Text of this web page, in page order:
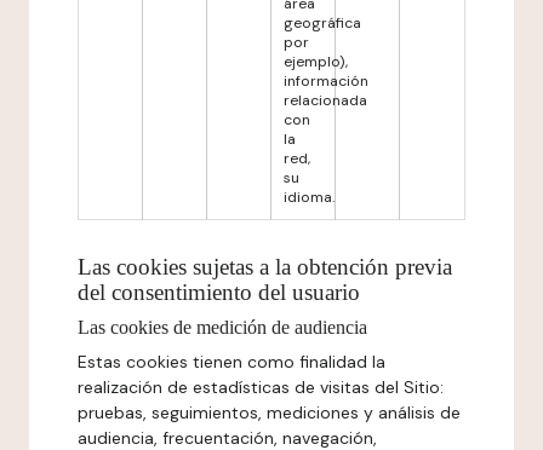
geográfica
por
ejemplo),
información
relacionada
con
la
red,
su
idioma.
Las cookies sujetas a la obtención previa
del consentimiento del usuario
Las cookies de medición de audiencia
Estas cookies tienen como finalidad la
realización de estadísticas de visitas del Sitio:
pruebas, seguimientos, mediciones y análisis de
audiencia, frecuentación, navegación,